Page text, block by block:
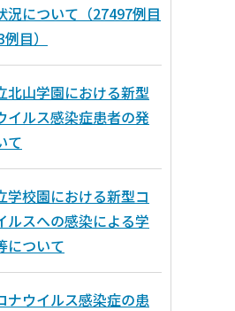
況について（27497例目
目）
北山学園における新型
イルス感染症患者の発
て
学校園における新型コ
ルスへの感染による学
について
ナウイルス感染症の患